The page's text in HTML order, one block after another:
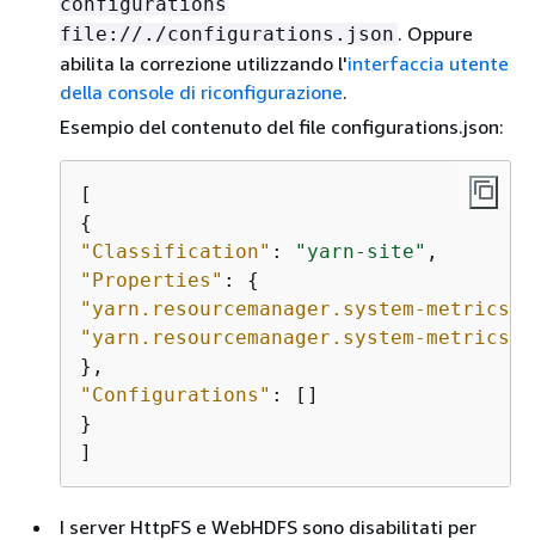
file://./configurations.json . Oppure
abilita la correzione utilizzando l'interfaccia utente
della console di riconfigurazione.
Esempio del contenuto del file configurations.json:
{
"Classification" : "yarn-site"
"Properties" : {
"yarn.resourcemanager.system-
"yarn.resourcemanager.system-
"Configurations" : []
}
]
I server HttpFS e WebHDFS sono disabilitati per